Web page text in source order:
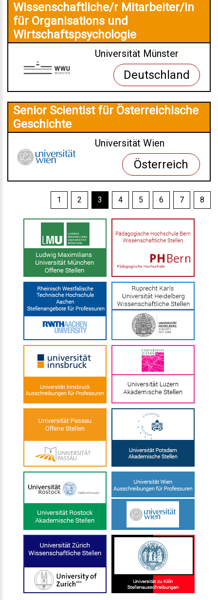
Wissenschaftliche/r Mitarbeiter/in
für Organisations und
Wirtschaftspsychologie
Universität Münster
Deutschland
Senior Scientist für Österreichische
Geschichte
Universität Wien
Österreich
1 2 3 4 5 6 7 8